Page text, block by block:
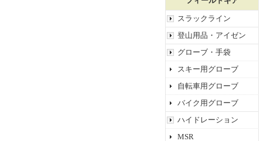
スラックライン
登山用品・アイゼン
グローブ・手袋
スキー用グローブ
自転車用グローブ
バイク用グローブ
ハイドレーション
MSR